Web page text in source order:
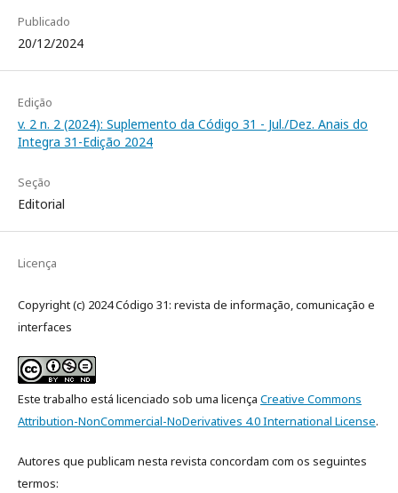
Publicado
20/12/2024
Edição
v. 2 n. 2 (2024): Suplemento da Código 31 - Jul./Dez. Anais do
Integra 31-Edição 2024
Seção
Editorial
Licença
Copyright (c) 2024 Código 31: revista de informação, comunicação e
interfaces
Este trabalho está licenciado sob uma licença Creative Commons
Attribution-NonCommercial-NoDerivatives 4.0 International License.
Autores que publicam nesta revista concordam com os seguintes
termos: